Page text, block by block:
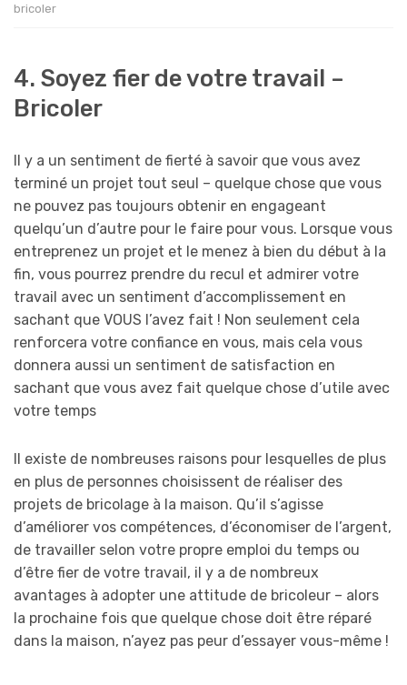
bricoler
4. Soyez fier de votre travail –
Bricoler
Il y a un sentiment de fierté à savoir que vous avez
terminé un projet tout seul – quelque chose que vous
ne pouvez pas toujours obtenir en engageant
quelqu’un d’autre pour le faire pour vous. Lorsque vous
entreprenez un projet et le menez à bien du début à la
fin, vous pourrez prendre du recul et admirer votre
travail avec un sentiment d’accomplissement en
sachant que VOUS l’avez fait ! Non seulement cela
renforcera votre confiance en vous, mais cela vous
donnera aussi un sentiment de satisfaction en
sachant que vous avez fait quelque chose d’utile avec
votre temps
Il existe de nombreuses raisons pour lesquelles de plus
en plus de personnes choisissent de réaliser des
projets de bricolage à la maison. Qu’il s’agisse
d’améliorer vos compétences, d’économiser de l’argent,
de travailler selon votre propre emploi du temps ou
d’être fier de votre travail, il y a de nombreux
avantages à adopter une attitude de bricoleur – alors
la prochaine fois que quelque chose doit être réparé
dans la maison, n’ayez pas peur d’essayer vous-même !